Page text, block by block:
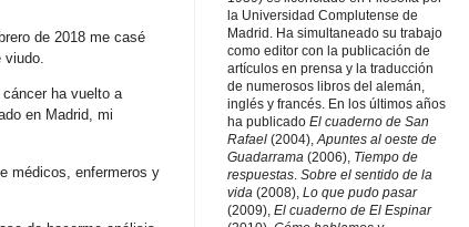
de 2018 me casé
viudo.
ha vuelto a
en Madrid, mi
médicos, enfermeros y
la Universidad Complutense de
Madrid. Ha simultaneado su trabajo
como editor con la publicación de
artículos en prensa y la traducción
de numerosos libros del alemán,
inglés y francés. En los últimos años
ha publicado El cuaderno de San
Rafael (2004), Apuntes al oeste de
Guadarrama (2006), Tiempo de
respuestas Sobre el sentido de la
vida (2008), Lo que pudo pasar
(2009), El cuaderno de El Espinar